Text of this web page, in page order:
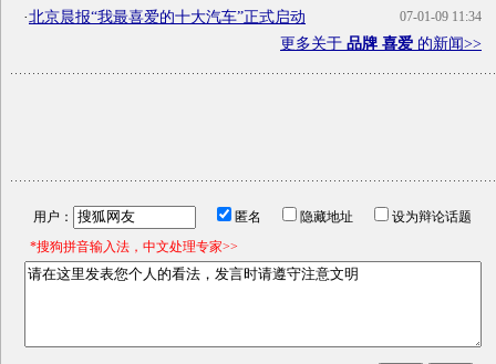
07-01-09 11:34
·北京晨报“我最喜爱的十大汽车”正式启动
更多关于 品牌 喜爱 的新闻>>
用户： 匿名 隐藏地址
设为辩论话题
*搜狗拼音输入法，中文处理专家>>